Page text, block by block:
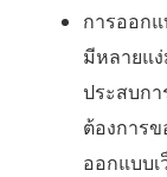
การออก
มีหลายแ
ประสบก
ต้องการข
ออกแบบ